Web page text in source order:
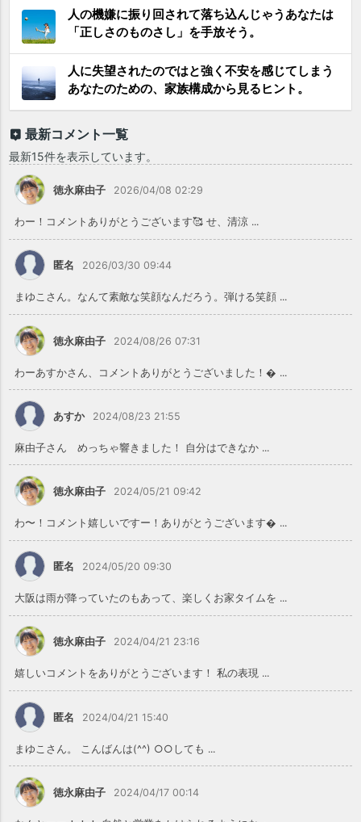
人の機嫌に振り回されて落ち込んじゃうあなたは
「正しさのものさし」を手放そう。
人に失望されたのではと強く不安を感じてしまう
あなたのための、家族構成から見るヒント。
最新コメント一覧
最新15件を表示しています。
徳永麻由子 2026/04/08 02:29
わー！コメントありがとうございます🥰 せ、清涼 ...
匿名 2026/03/30 09:44
まゆこさん。なんて素敵な笑顔なんだろう。弾ける笑顔 ...
徳永麻由子 2024/08/26 07:31
わーあすかさん、コメントありがとうございました！ ...
あすか 2024/08/23 21:55
麻由子さん めっちゃ響きました！ 自分はできなか ...
徳永麻由子 2024/05/21 09:42
わ〜！コメント嬉しいですー！ありがとうございます ...
匿名 2024/05/20 09:30
大阪は雨が降っていたのもあって、楽しくお家タイムを ...
徳永麻由子 2024/04/21 23:16
嬉しいコメントをありがとうございます！ 私の表現 ...
匿名 2024/04/21 15:40
まゆこさん。 こんばんは(^^) ○○しても ...
徳永麻由子 2024/04/17 00:14